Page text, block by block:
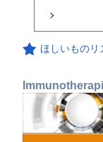
ほしいものリ